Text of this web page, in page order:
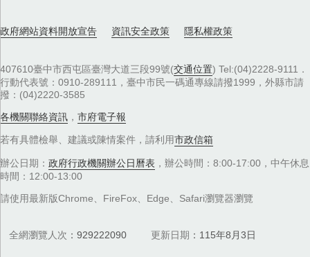
政府網站資料開放宣告 資訊安全政策 隱私權政策
407610臺中市西屯區臺灣大道三段99號(交通位置) Tel:(04)2228-9111．
行動代表號：0910-289111，臺中市民一碼通專線請撥1999，外縣市請
撥：(04)2220-3585
各機關聯絡資訊 ， 市府電子報
若有具體檢舉、建議或陳情案件，請利用市政信箱
辦公日期： 政府行政機關辦公日曆表 ，辦公時間：8:00-17:00，中午休息
時間：12:00-13:00
請使用最新版Chrome、FireFox、Edge、Safari瀏覽器瀏覽
全網瀏覽人次 929222090 更新日期 115年8月3日